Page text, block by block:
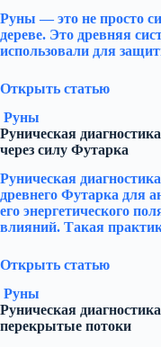
Руны — это не просто
дереве. Это древняя
использовали для
Открыть статью
Руны
Руническая
через силу Футарка
Руническая
древнего Футарка для
его энергетического
влияний. Такая
Открыть статью
Руны
Руническая
перекрытые потоки